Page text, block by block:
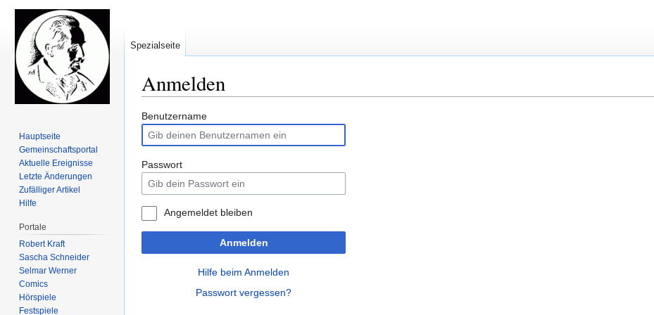
Anmelden
Zur
Navigation
springen
Zur
Suche
springen
Benutzername
Passwort
Angemeldet bleiben
Anmelden
Hilfe beim Anmelden
Passwort vergessen?
Spezialseite
Hauptseite
Gemeinschafts­portal
Aktuelle Ereignisse
Letzte Änderungen
Zufälliger Artikel
Hilfe
Portale
Robert Kraft
Sascha Schneider
Selmar Werner
Comics
Hörspiele
Festspiele